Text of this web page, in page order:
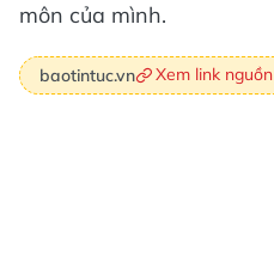
môn của mình.
baotintuc.vn Xem link nguồn